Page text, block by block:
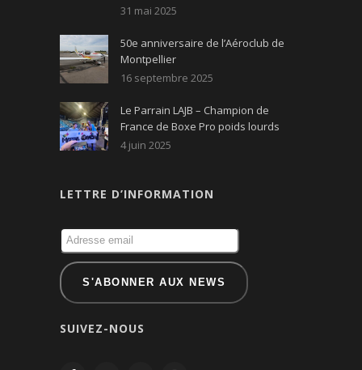
31 mai 2025
50e anniversaire de l’Aéroclub de
Montpellier
16 septembre 2025
Le Parrain LAJB – Champion de
France de Boxe Pro poids lourds
4 juin 2025
LETTRE D’INFORMATION
SUIVEZ-NOUS